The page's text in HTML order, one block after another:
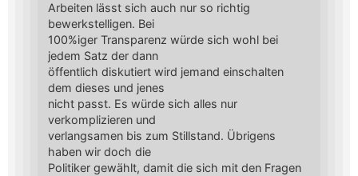
Arbeiten lässt sich auch nur so richtig
bewerkstelligen. Bei
100%iger Transparenz würde sich wohl bei
jedem Satz der dann
öffentlich diskutiert wird jemand einschalten
dem dieses und jenes
nicht passt. Es würde sich alles nur
verkomplizieren und
verlangsamen bis zum Stillstand. Übrigens
haben wir doch die
Politiker gewählt, damit die sich mit den Fragen